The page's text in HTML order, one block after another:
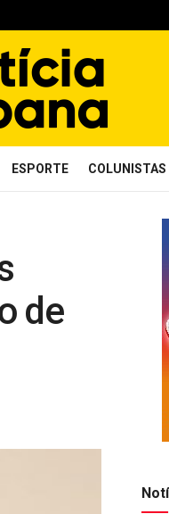
ESPORTE COLUNISTAS
de